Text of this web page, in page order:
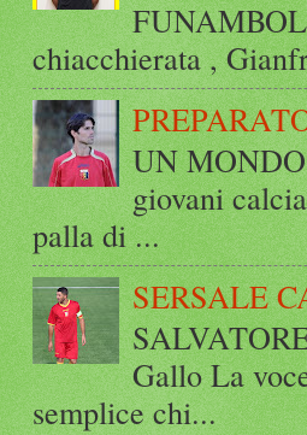
chiacchierata ,
UN
giovani
palla di ...
SERSALE
Gallo La
semplice chi...